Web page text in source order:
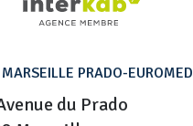
PRADO-EUROMED
du Prado